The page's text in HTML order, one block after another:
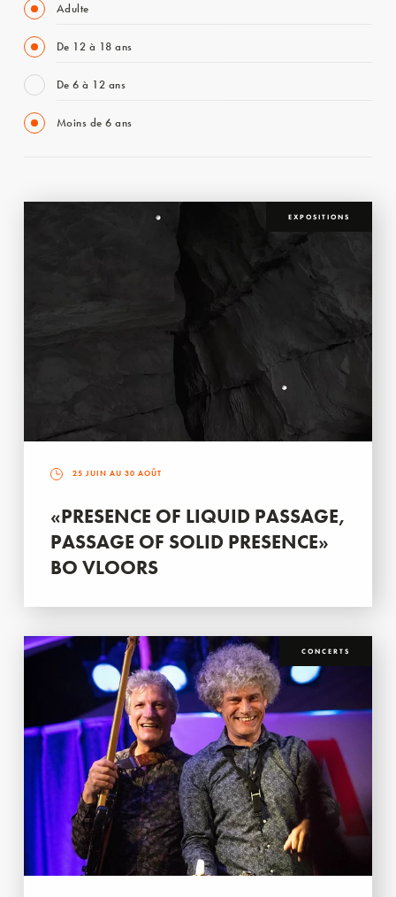
Adulte
De 12 à 18 ans
De 6 à 12 ans
Moins de 6 ans
EXPOSITIONS
25 JUIN AU 30 AOÛT
«PRESENCE OF LIQUID PASSAGE,
PASSAGE OF SOLID PRESENCE»
BO VLOORS
CONCERTS